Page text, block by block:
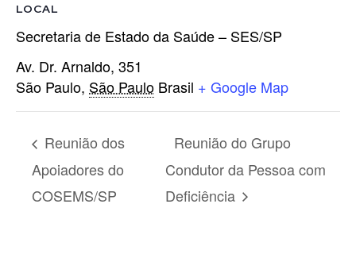
LOCAL
Secretaria de Estado da Saúde – SES/SP
Av. Dr. Arnaldo, 351
São Paulo, São Paulo Brasil + Google Map
Reunião dos
Apoiadores do
COSEMS/SP
Reunião do Grupo
Condutor da Pessoa com
Deficiência